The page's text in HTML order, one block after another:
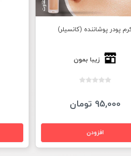
پودر پوشاننده (کانسیلر)
زیبا بمون
95,000 تومان